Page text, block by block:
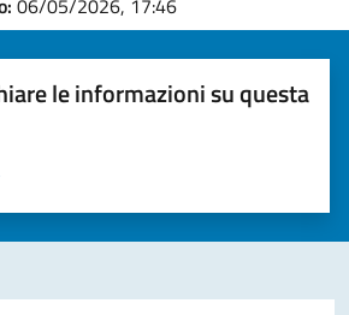
06/05/2026, 17:46
le informazioni su questa
informazioni (da 1 a 5 stelle)
di stelle per valutare la chiarezza delle
5 stelle su 5
stelle su 5
su 5
5